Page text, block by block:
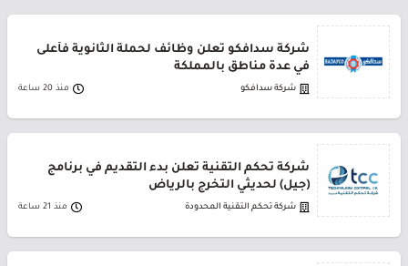
شركة سدافكو تعلن وظائف لحملة الثانوية فأعلى
في عدة مناطق بالمملكة
شركة سدافكو منذ 20 ساعة
شركة تحكم التقنية تعلن بدء التقديم في برنامج
(جيل) لحديثي التخرج بالرياض
شركة تحكم التقنية المحدودة منذ 21 ساعة